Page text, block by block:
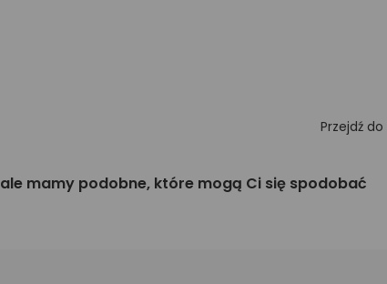
Przejdź do
ale mamy podobne, które mogą Ci się spodobać